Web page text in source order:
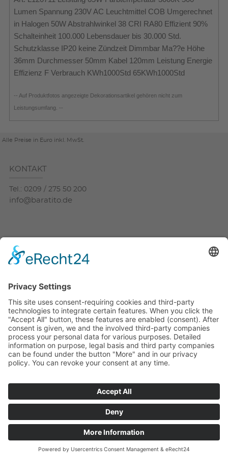
Lumen Spannung 230V AC Leuchtmittel COB Umgerechnet
in Halogen 50W Abstrahlwinkel 38 CRI RA80 Effizient 90%
Schalteinheit 100.000 Lebensdauer bis 30.000 Std.
Schutzklasse IP20 keine Zündzeit Dimmbar Ma??e Höhe
36mm Durchmesser 50mm Kabel 120mm Leistung Energie
Effizienz F Verbrauch KWh1000Std 65KWh1000Std
-- Auf Produktfotos angezeigte Dekorationsartikel gehören nicht zum
Leistungsumfang. --
Alle Preise in Euro inkl. MwSt.
KONTAKT
Tel.: 0209 / 275 50 200
info@baratito.de
Herstellerliste
Zahlung und Versand
Batteriehinweis